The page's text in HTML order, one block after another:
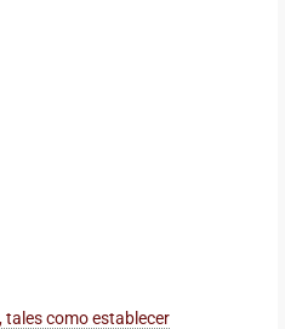
tales como establecer